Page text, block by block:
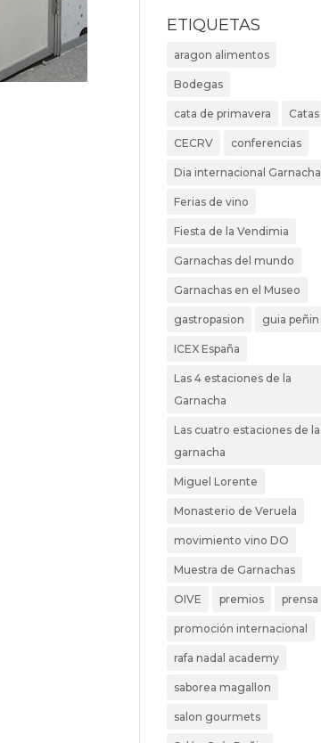
ETIQUETAS
aragon alimentos
Bodegas
cata de primavera Catas
CECRV conferencias
Dia internacional Garnacha
Ferias de vino
Fiesta de la Vendimia
Garnachas del mundo
Garnachas en el Museo
gastropasion guia peñin
ICEX España
Las 4 estaciones de la
Garnacha
Las cuatro estaciones de la
garnacha
Miguel Lorente
Monasterio de Veruela
movimiento vino DO
Muestra de Garnachas
OIVE premios prensa
promoción internacional
rafa nadal academy
saborea magallon
salon gourmets